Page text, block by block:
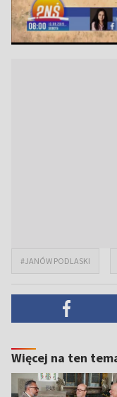
#JANÓW PODLASKI
Więcej na ten